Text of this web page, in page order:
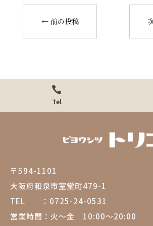
← 前の投稿

Tel
〒594-1101
大阪府和泉市室堂町479-1
TEL ： 0725-24-0531
営業時間： 火～金 10:00～20:00